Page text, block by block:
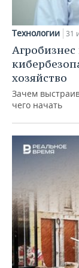
Технологии 31
хозяйство
Зачем
чего начать